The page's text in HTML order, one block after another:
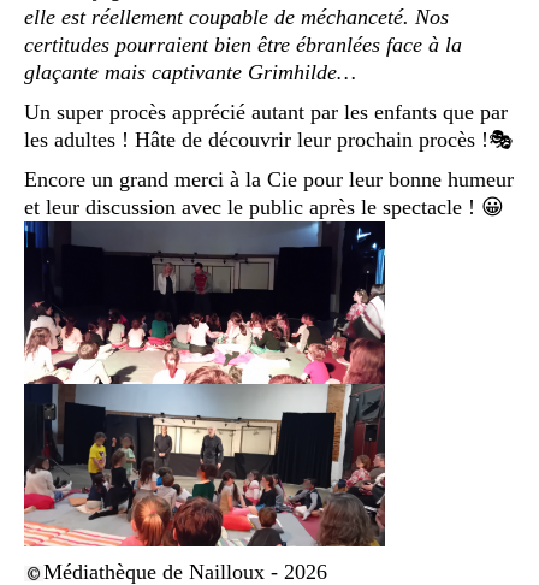
elle est réellement coupable de méchanceté. Nos
certitudes pourraient bien être ébranlées face à la
glaçante mais captivante Grimhilde…
Un super procès apprécié autant par les enfants que par
les adultes ! Hâte de découvrir leur prochain procès !🎭
Encore un grand merci à la Cie pour leur bonne humeur
et leur discussion avec le public après le spectacle ! 😀
Médiathèque de Nailloux - 2026